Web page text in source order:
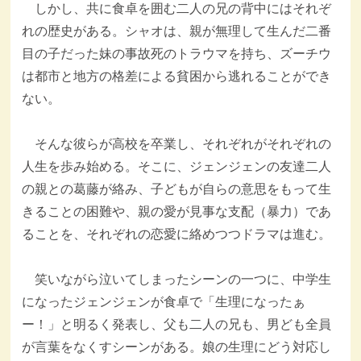
しかし、共に食卓を囲む二人の兄の背中にはそれぞ
れの歴史がある。シャオは、親が無理して生んだ二番
目の子だった妹の事故死のトラウマを持ち、ズーチウ
は都市と地方の格差による貧困から逃れることができ
ない。
そんな彼らが高校を卒業し、それぞれがそれぞれの
人生を歩み始める。そこに、ジェンジェンの友達二人
の親との葛藤が絡み、子どもが自らの意思をもって生
きることの困難や、親の愛が見事な支配（暴力）であ
ることを、それぞれの恋愛に絡めつつドラマは進む。
笑いながら泣いてしまったシーンの一つに、中学生
になったジェンジェンが食卓で「生理になったぁ
ー！」と明るく発表し、父も二人の兄も、男ども全員
が言葉をなくすシーンがある。娘の生理にどう対応し